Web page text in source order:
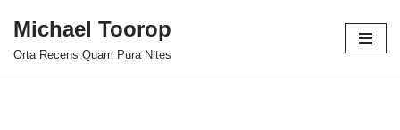
Ga
Michael Toorop
Orta Recens Quam Pura Nites